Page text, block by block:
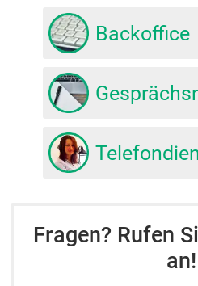
Backoffice
Fragen? Rufen
an!